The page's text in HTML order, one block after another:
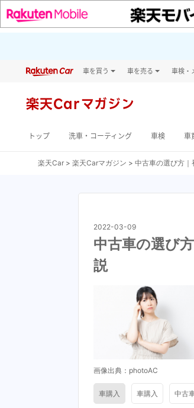
車を買う
新車
車を売る 車検・
楽天Carマガジン
トップ 洗車・コーティング 車検 車
楽天Car 楽天Carマガジン 中古車の選び方
2022-03-09
中古車の選び
説
画像出典：photoAC
車購入 車購入 中古